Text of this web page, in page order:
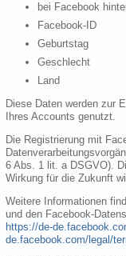
bei Facebook
Facebook-ID
Geburtstag
Geschlecht
Land
Diese Daten werden zur
Ihres Accounts genutzt.
Die Registrierung mit
6 Abs. 1 lit. a DSGVO).
Wirkung für die Zukunft
Weitere Informationen
und den Facebook-
https://de-
de.facebook.com/legal/